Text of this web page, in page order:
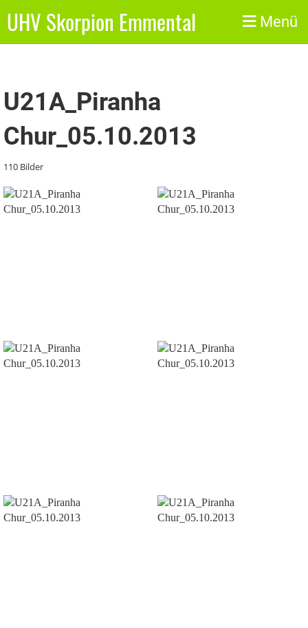
UHV Skorpion Emmental Menü
Zurück
U21A_Piranha
Chur_05.10.2013
110 Bilder